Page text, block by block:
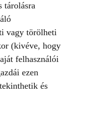
tárolásra
vagy törölheti
(kivéve, hogy
felhasználói
ezen
és